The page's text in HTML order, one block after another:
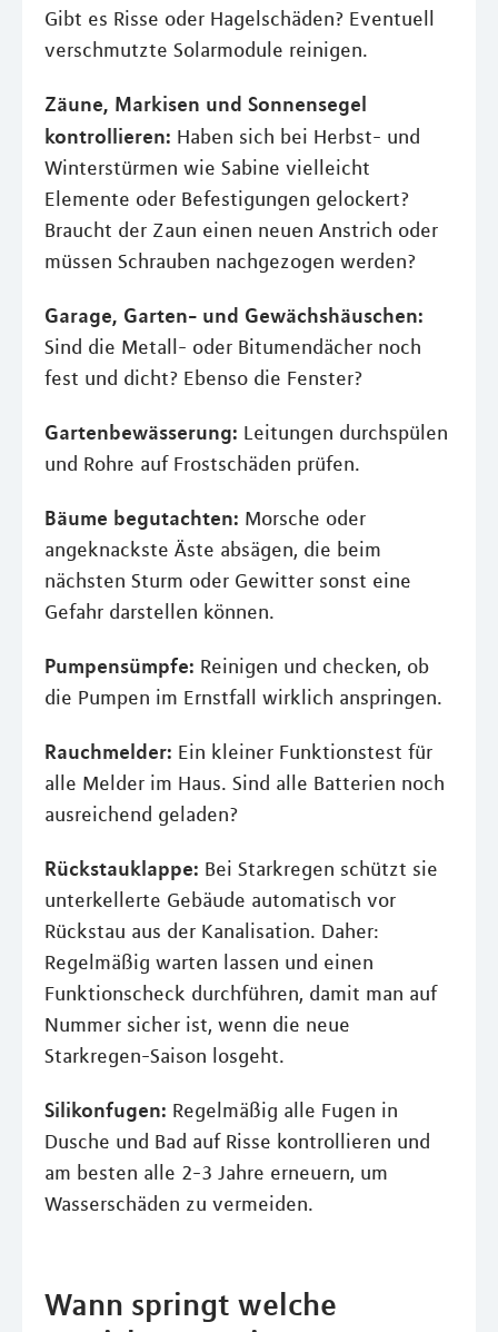
Gibt es Risse oder Hagelschäden? Eventuell
verschmutzte Solarmodule reinigen.
Zäune, Markisen und Sonnensegel
kontrollieren: Haben sich bei Herbst- und
Winterstürmen wie Sabine vielleicht
Elemente oder Befestigungen gelockert?
Braucht der Zaun einen neuen Anstrich oder
müssen Schrauben nachgezogen werden?
Garage, Garten- und Gewächshäuschen:
Sind die Metall- oder Bitumendächer noch
fest und dicht? Ebenso die Fenster?
Gartenbewässerung: Leitungen durchspülen
und Rohre auf Frostschäden prüfen.
Bäume begutachten: Morsche oder
angeknackste Äste absägen, die beim
nächsten Sturm oder Gewitter sonst eine
Gefahr darstellen können.
Pumpensümpfe: Reinigen und checken, ob
die Pumpen im Ernstfall wirklich anspringen.
Rauchmelder: Ein kleiner Funktionstest für
alle Melder im Haus. Sind alle Batterien noch
ausreichend geladen?
Rückstauklappe: Bei Starkregen schützt sie
unterkellerte Gebäude automatisch vor
Rückstau aus der Kanalisation. Daher:
Regelmäßig warten lassen und einen
Funktionscheck durchführen, damit man auf
Nummer sicher ist, wenn die neue
Starkregen-Saison losgeht.
Silikonfugen: Regelmäßig alle Fugen in
Dusche und Bad auf Risse kontrollieren und
am besten alle 2-3 Jahre erneuern, um
Wasserschäden zu vermeiden.
Wann springt welche